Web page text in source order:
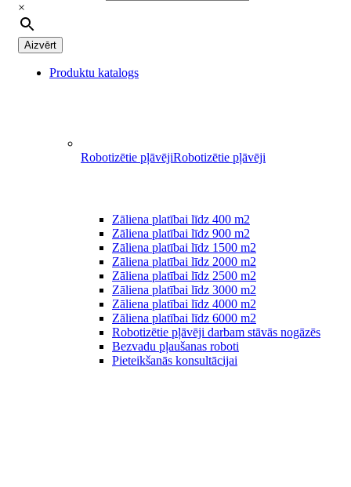
×
Aizvērt
Produktu katalogs
Robotizētie pļāvējiRobotizētie pļāvēji
Zāliena platībai līdz 400 m2
Zāliena platībai līdz 900 m2
Zāliena platībai līdz 1500 m2
Zāliena platībai līdz 2000 m2
Zāliena platībai līdz 2500 m2
Zāliena platībai līdz 3000 m2
Zāliena platībai līdz 4000 m2
Zāliena platībai līdz 6000 m2
Robotizētie pļāvēji darbam stāvās nogāzēs
Bezvadu pļaušanas roboti
Pieteikšanās konsultācijai